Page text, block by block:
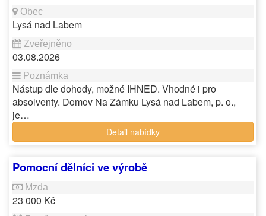
Lysá nad Labem
03.08.2026
Nástup dle dohody, možné IHNED. Vhodné i pro
absolventy. Domov Na Zámku Lysá nad Labem, p. o.,
je…
Detail nabídky
Pomocní dělníci ve výrobě
23 000 Kč